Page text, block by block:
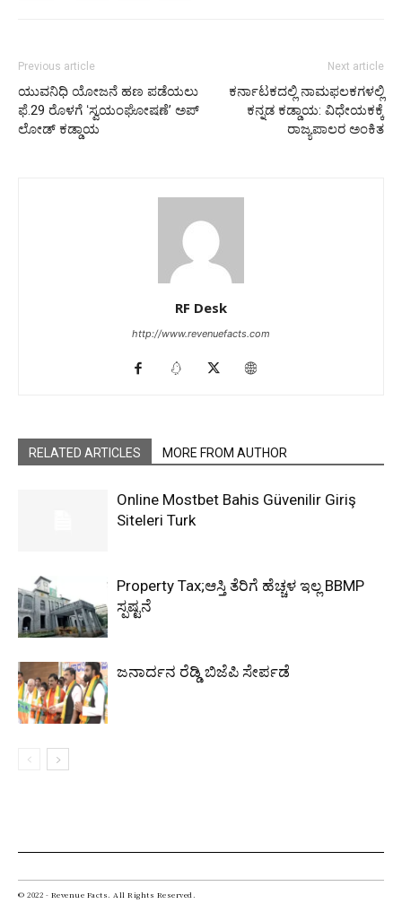
Previous article
ಯುವನಿಧಿ ಯೋಜನೆ ಹಣ ಪಡೆಯಲು
ಫೆ.29 ರೊಳಗೆ ʻಸ್ವಯಂಘೋಷಣೆʼ ಅಪ್
ಲೋಡ್ ಕಡ್ಡಾಯ
Next article
ಕರ್ನಾಟಕದಲ್ಲಿ ನಾಮಫಲಕಗಳಲ್ಲಿ
ಕನ್ನಡ ಕಡ್ಡಾಯ: ವಿಧೇಯಕಕ್ಕೆ
ರಾಜ್ಯಪಾಲರ ಅಂಕಿತ
RF Desk
http://www.revenuefacts.com
RELATED ARTICLES MORE FROM AUTHOR
Online Mostbet Bahis Güvenilir Giriş
Siteleri Turk
Property Tax;ಆಸ್ತಿ ತೆರಿಗೆ ಹೆಚ್ಚಳ ಇಲ್ಲ BBMP
ಸ್ಪಷ್ಟನೆ
ಜನಾರ್ದನ ರೆಡ್ಡಿ ಬಿಜೆಪಿ ಸೇರ್ಪಡೆ
© 2022 - Revenue Facts. All Rights Reserved.